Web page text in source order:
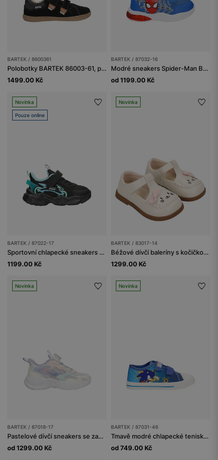
BARTEK / 8600361
Polobotky BARTEK 86003-61, pro chlapce, černo-hnědé
1499.00 Kč
BARTEK / 87032-16
Modré sneakers Spider-Man BARTEK 87032-16
od 1199.00 Kč
Novinka
Pouze online
BARTEK / 87022-17
Sportovní chlapecké sneakers se síťovaným svrškem a futuristickými detaily BARTEK 87022-17
1199.00 Kč
Novinka
BARTEK / 83017-14
Béžové dívčí baleríny s kočičkou BARTEK 83017-14
1299.00 Kč
Novinka
BARTEK / 87018-17
Pastelové dívčí sneakers se zapínáním na otočné kolečko BARTEK 87018-17
od 1299.00 Kč
Novinka
BARTEK / 87031-46
Tmavě modré chlapecké tenisky Sonic BARTEK 87031-46
od 749.00 Kč